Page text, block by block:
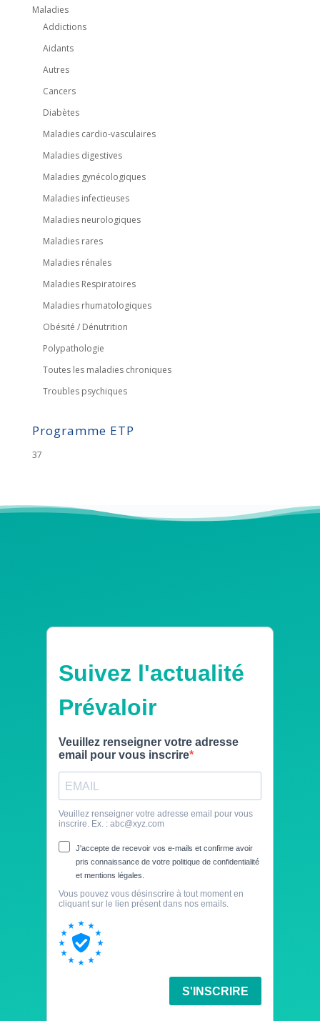
Maladies
Addictions
Aidants
Autres
Cancers
Diabètes
Maladies cardio-vasculaires
Maladies digestives
Maladies gynécologiques
Maladies infectieuses
Maladies neurologiques
Maladies rares
Maladies rénales
Maladies Respiratoires
Maladies rhumatologiques
Obésité / Dénutrition
Polypathologie
Toutes les maladies chroniques
Troubles psychiques
Programme ETP
37